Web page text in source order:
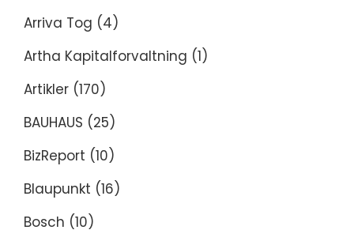
Arriva Tog (4)
Artha Kapitalforvaltning (1)
Artikler (170)
BAUHAUS (25)
BizReport (10)
Blaupunkt (16)
Bosch (10)